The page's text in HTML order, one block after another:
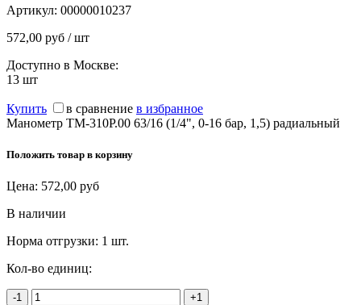
Артикул: 00000010237
572,00 руб / шт
Доступно в Москве:
13 шт
Купить в сравнение в избранное
Манометр ТМ-310Р.00 63/16 (1/4", 0-16 бар, 1,5) радиальный
Положить товар в корзину
Цена: 572,00 руб
В наличии
Норма отгрузки: 1 шт.
Кол-во единиц:
-1 +1